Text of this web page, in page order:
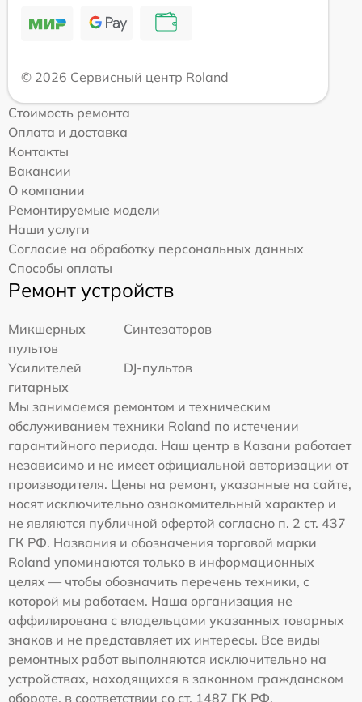
© 2026 Сервисный центр Roland
Стоимость ремонта
Оплата и доставка
Контакты
Вакансии
О компании
Ремонтируемые модели
Наши услуги
Согласие на обработку персональных данных
Способы оплаты
Ремонт устройств
Микшерных
пультов
Синтезаторов
Усилителей
гитарных
DJ-пультов
Мы занимаемся ремонтом и техническим
обслуживанием техники Roland по истечении
гарантийного периода. Наш центр в Казани работает
независимо и не имеет официальной авторизации от
производителя. Цены на ремонт, указанные на сайте,
носят исключительно ознакомительный характер и
не являются публичной офертой согласно п. 2 ст. 437
ГК РФ. Названия и обозначения торговой марки
Roland упоминаются только в информационных
целях — чтобы обозначить перечень техники, с
которой мы работаем. Наша организация не
аффилирована с владельцами указанных товарных
знаков и не представляет их интересы. Все виды
ремонтных работ выполняются исключительно на
устройствах, находящихся в законном гражданском
обороте, в соответствии со ст. 1487 ГК РФ.